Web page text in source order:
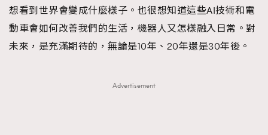
想看到世界會變成什麼樣子。也很想知道這些AI技術和電
動車會如何改善我們的生活，機器人又怎樣融入日常。對
未來，是充滿期待的，無論是10年、20年還是30年後。
Advertisement